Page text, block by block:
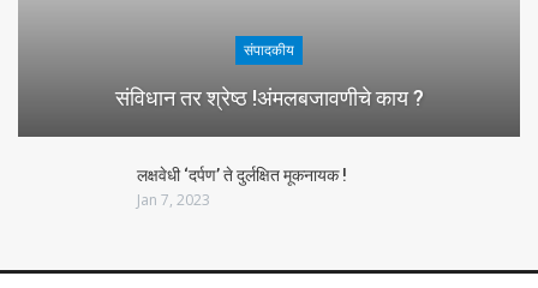
संपादकीय
संविधान तर श्रेष्ठ !अंमलबजावणीचे काय ?
लक्षवेधी ‘दर्पण’ ते दुर्लक्षित मूकनायक !
Jan 7, 2023